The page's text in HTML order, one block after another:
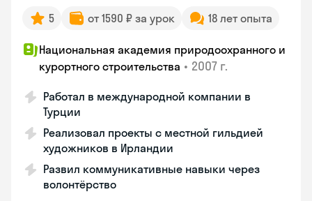
5 от 1590 ₽ за урок 18 лет опыта
Национальная академия природоохранного и
курортного строительства • 2007 г.
Работал в международной компании в
Турции
Реализовал проекты с местной гильдией
художников в Ирландии
Развил коммуникативные навыки через
волонтёрство